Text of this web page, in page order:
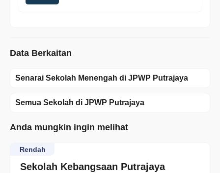
Data Berkaitan
Senarai Sekolah Menengah di JPWP Putrajaya
Semua Sekolah di JPWP Putrajaya
Anda mungkin ingin melihat
Sekolah Kebangsaan Putrajaya
Rendah